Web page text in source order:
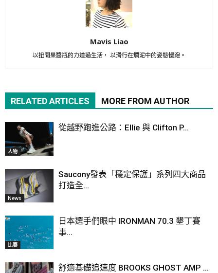
Mavis Liao
以扭開果醬瓶的力道過生活， 以滑行在爛泥中的姿態慢跑。
RELATED ARTICLES MORE FROM AUTHOR
人物
從越野跑進公路：Ellie 與 Clifton P...
News
Saucony發表「穩定保護」系列四大商品
打造全...
比賽
日本選手們眼中 IRONMAN 70.3 墾丁賽
事...
舒適基礎追速度 BROOKS GHOST AMP ...